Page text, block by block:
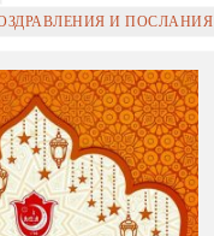
И ПОСЛАНИЯ